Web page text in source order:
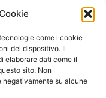
come i cookie
del dispositivo. Il
elaborare dati come il
sito. Non
negativamente su alcune